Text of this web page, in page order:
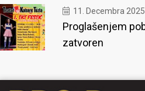
11. Decembra 2025.
Proglašenjem
zatvoren